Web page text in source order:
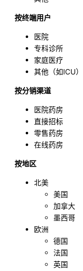
按终端用户
医院
专科诊所
家庭医疗
其他（如ICU）
按分销渠道
医院药房
直接招标
零售药房
在线药房
按地区
北美
美国
加拿大
墨西哥
欧洲
德国
法国
英国